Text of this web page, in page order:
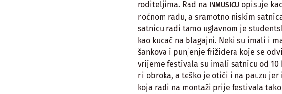
roditeljima. Rad na INMUSICUopisuje
noćnom radu, a sramotno niskim
satnicu radi tamo uglavnom je
kao kucač na blagajni. Neki su imali i
šankova i punjenje frižidera koje se
vrijeme festivala su imali satnicu od 10
ni obroka, a teško je otići i na pauzu
koja radi na montaži prije festivala